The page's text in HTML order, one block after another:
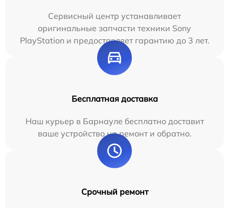
Сервисный центр устанавливает
оригинальные запчасти техники Sony
PlayStation и предоставляет гарантию до 3 лет.
Бесплатная доставка
Наш курьер в Барнауле бесплатно доставит
ваше устройство на ремонт и обратно.
Срочный ремонт